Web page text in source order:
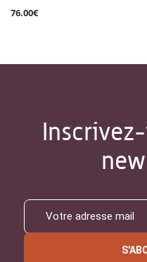
76.00€